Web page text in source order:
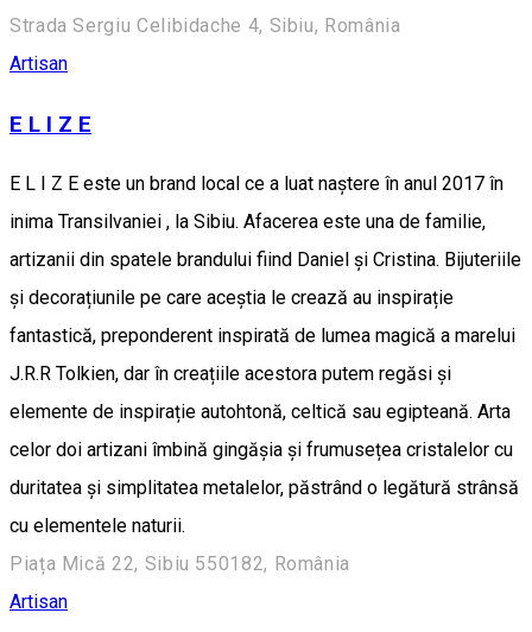
Strada Sergiu Celibidache 4, Sibiu, România
Artisan
E L I Z E
E L I Z E este un brand local ce a luat naștere în anul 2017 în
inima Transilvaniei , la Sibiu. Afacerea este una de familie,
artizanii din spatele brandului fiind Daniel și Cristina. Bijuteriile
și decorațiunile pe care aceștia le crează au inspirație
fantastică, preponderent inspirată de lumea magică a marelui
J.R.R Tolkien, dar în creațiile acestora putem regăsi și
elemente de inspirație autohtonă, celtică sau egipteană. Arta
celor doi artizani îmbină gingășia și frumusețea cristalelor cu
duritatea și simplitatea metalelor, păstrând o legătură strânsă
cu elementele naturii.
Piața Mică 22, Sibiu 550182, România
Artisan